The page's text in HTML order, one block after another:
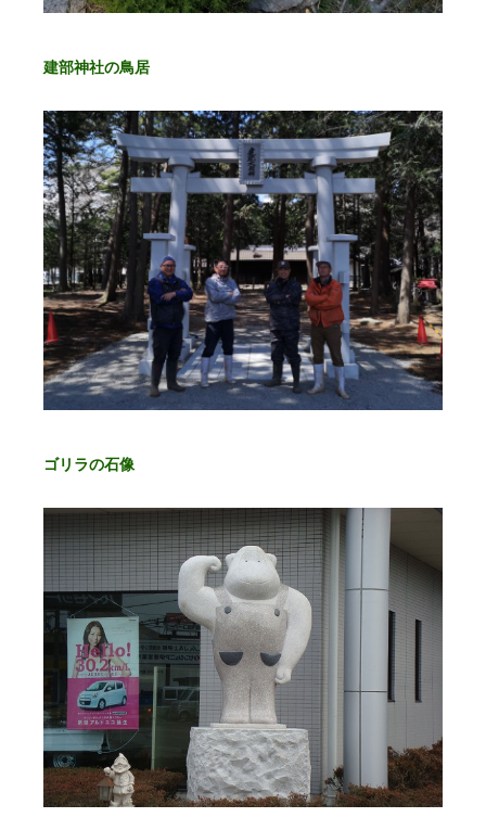
建部神社の鳥居
ゴリラの石像